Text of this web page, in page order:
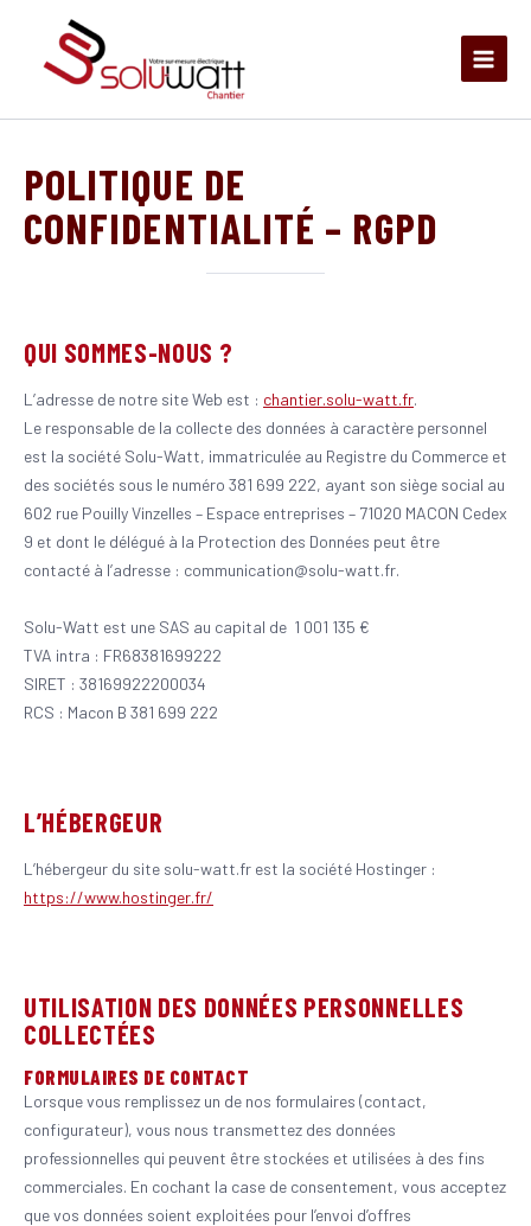
contenu
POLITIQUE DE
CONFIDENTIALITÉ – RGPD
QUI SOMMES-NOUS ?
L’adresse de notre site Web est : chantier.solu-watt.fr.
Le responsable de la collecte des données à caractère personnel
est la société Solu-Watt, immatriculée au Registre du Commerce et
des sociétés sous le numéro 381 699 222, ayant son siège social au
602 rue Pouilly Vinzelles – Espace entreprises – 71020 MACON Cedex
9 et dont le délégué à la Protection des Données peut être
contacté à l’adresse : communication@solu-watt.fr.
Solu-Watt est une SAS au capital de 1 001 135 €
TVA intra : FR68381699222
SIRET : 38169922200034
RCS : Macon B 381 699 222
L’HÉBERGEUR
L’hébergeur du site solu-watt.fr est la société Hostinger :
https://www.hostinger.fr/
UTILISATION DES DONNÉES PERSONNELLES
COLLECTÉES
FORMULAIRES DE CONTACT
Lorsque vous remplissez un de nos formulaires (contact,
configurateur), vous nous transmettez des données
professionnelles qui peuvent être stockées et utilisées à des fins
commerciales. En cochant la case de consentement, vous acceptez
que vos données soient exploitées pour l’envoi d’offres